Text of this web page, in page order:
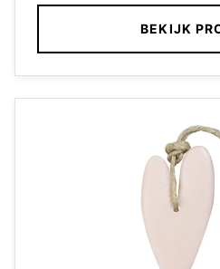
BEKIJK